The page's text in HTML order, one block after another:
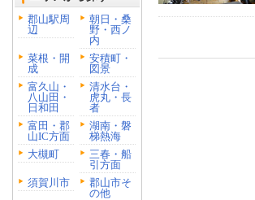
郡山駅周
辺
朝日・桑
野・西ノ
内
菜根・開
成
安積町・
図景
富久山・
八山田・
日和田
清水台・
虎丸・長
者
富田・郡
山IC方面
湖南・磐
梯熱海
大槻町
三春・船
引方面
須賀川市
郡山市そ
の他